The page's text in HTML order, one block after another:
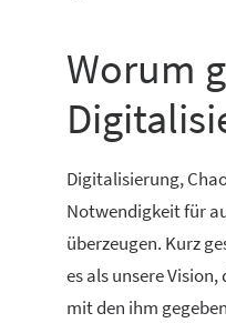
Worum
Digitalisierung,
Notwendigkeit für
überzeugen. Kurz
es als unsere
mit den ihm